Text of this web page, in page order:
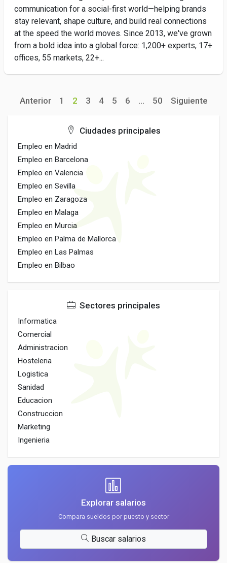
communication for a social-first world—helping brands
stay relevant, shape culture, and build real connections
at the speed the world moves. Since 2013, we've grown
from a bold idea into a global force: 1,200+ experts, 17+
offices, 55 markets, 22+...
Anterior 1 2 3 4 5 6 ... 50 Siguiente
Ciudades principales
Empleo en Madrid
Empleo en Barcelona
Empleo en Valencia
Empleo en Sevilla
Empleo en Zaragoza
Empleo en Malaga
Empleo en Murcia
Empleo en Palma de Mallorca
Empleo en Las Palmas
Empleo en Bilbao
Sectores principales
Informatica
Comercial
Administracion
Hosteleria
Logistica
Sanidad
Educacion
Construccion
Marketing
Ingenieria
Explorar salarios
Compara sueldos por puesto y sector
Buscar salarios